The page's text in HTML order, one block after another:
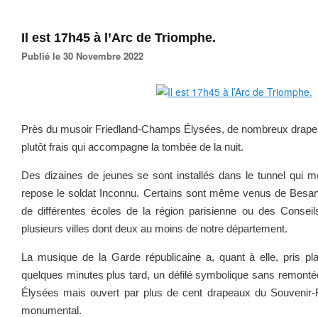
Il est 17h45 à l’Arc de Triomphe.
Publié le 30 Novembre 2022
Près du musoir Friedland-Champs Élysées, de nombreux
plutôt frais qui accompagne la tombée de la nuit.
Des dizaines de jeunes se sont installés dans le tunnel qui
repose le soldat Inconnu. Certains sont même venus de
de différentes écoles de la région parisienne ou des
plusieurs villes dont deux au moins de notre département.
La musique de la Garde républicaine a, quant à elle, pris
quelques minutes plus tard, un défilé symbolique sans
Élysées mais ouvert par plus de cent drapeaux du Souvenir-
monumental.